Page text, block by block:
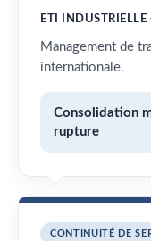
ETI INDUSTRIELLE
Management de
internationale.
Consolidation
rupture
CONTINUITÉ DE